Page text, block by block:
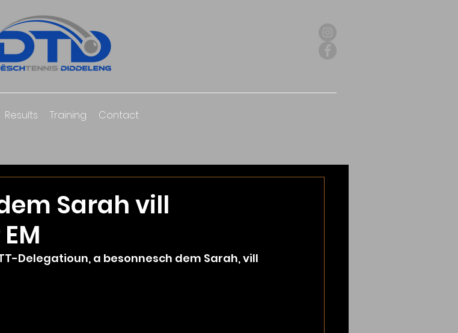
Results Training Contact
Sarah vill
Delegatioun, a besonnesch dem Sarah, vill